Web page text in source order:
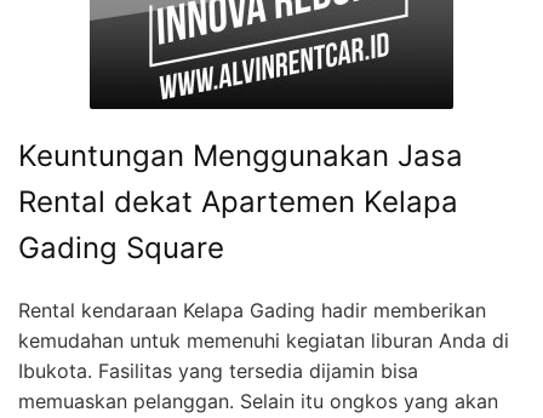
Keuntungan Menggunakan Jasa
Rental dekat Apartemen Kelapa
Gading Square
Rental kendaraan Kelapa Gading hadir memberikan
kemudahan untuk memenuhi kegiatan liburan Anda di
Ibukota. Fasilitas yang tersedia dijamin bisa
memuaskan pelanggan. Selain itu ongkos yang akan